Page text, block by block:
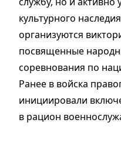
культурного
организуются
посвященные
соревнования по
Ранее в войска
инициировали
в рацион